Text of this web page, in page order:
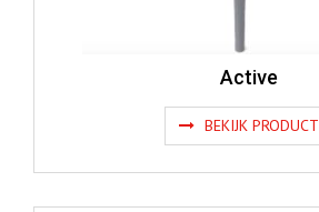
Active
BEKIJK PRODUCT